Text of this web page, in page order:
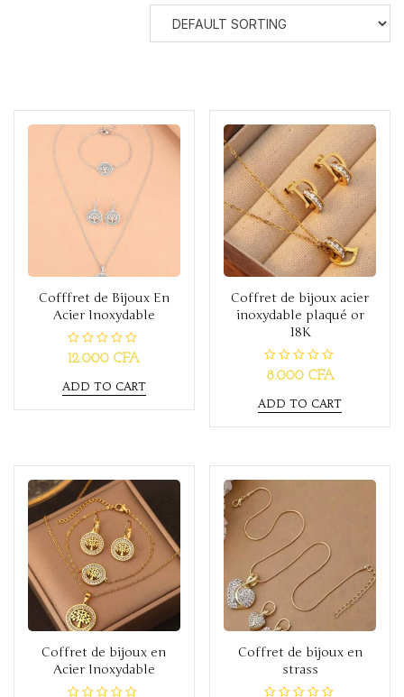
Cofffret de Bijoux En
Acier Inoxydable
R
a
e
d
0
12.000CFA
ADD TO CART
Coffret de bijoux acier
inoxydable plaqué or
18K
R
a
e
d
0
o
f
5
8.000 CFA
ADD TO CART
Coffret de bijoux en
Acier Inoxydable
Coffret de bijoux en
strass